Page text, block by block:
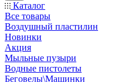
Каталог
Все товары
Воздушный пластилин
Новинки
Акция
Мыльные пузыри
Водные пистолеты
Беговелы\Машинки